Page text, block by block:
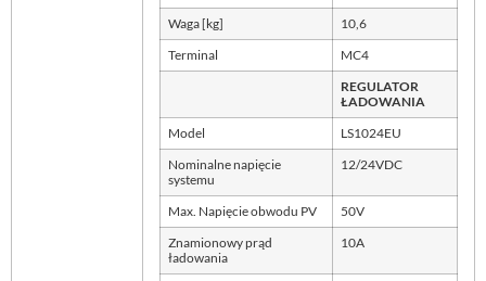
Waga [kg] 10,6
Terminal MC4
REGULATOR
ŁADOWANIA
Model LS1024EU
Nominalne napięcie
systemu
12/24VDC
Max. Napięcie obwodu PV 50V
Znamionowy prąd
ładowania
10A